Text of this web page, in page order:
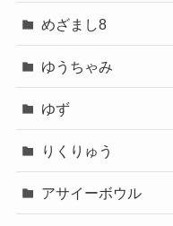
めざまし8
ゆうちゃみ
ゆず
りくりゅう
アサイーボウル